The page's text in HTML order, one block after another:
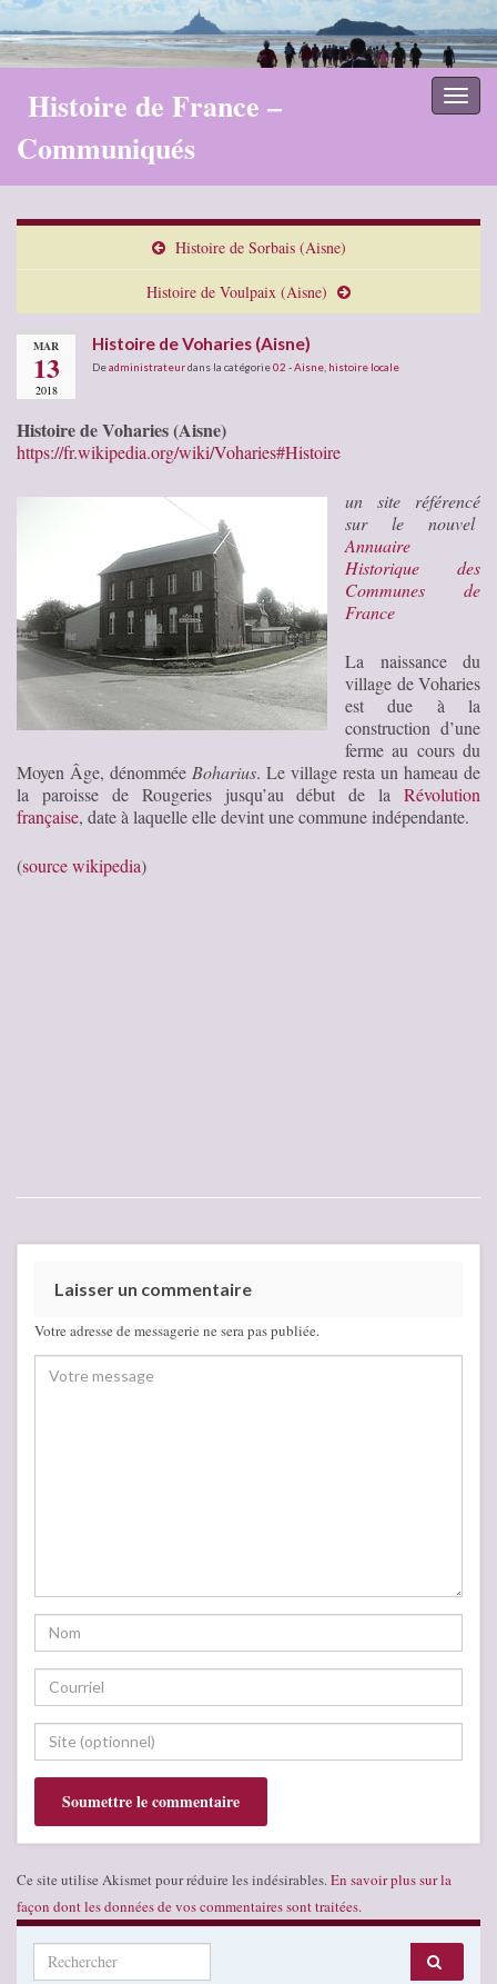
Histoire de France –
Communiqués
Histoire de Sorbais (Aisne)
Histoire de Voulpaix (Aisne)
MAR
13
2018
Histoire de Voharies (Aisne)
Deadministrateurdans la catégorie02 - Aisne histoire locale
Histoire de Voharies (Aisne)
https://fr.wikipedia.org/wiki/Voharies#Histoire
un site référencé
sur le nouvel
Annuaire
Historique des
Communes de
France
La naissance du
village de Voharies
est due à la
construction d’une
ferme au cours du
Moyen Âge, dénommée Boharius. Le village resta un hameau de
la paroisse de Rougeries jusqu’au début de la Révolution
française, date à laquelle elle devint une commune indépendante.
(source wikipedia)
Laisser un commentaire
Votre adresse de messagerie ne sera pas publiée.
Ce site utilise Akismet pour réduire les indésirables. En savoir plus sur la
façon dont les données de vos commentaires sont traitées.
Search for: